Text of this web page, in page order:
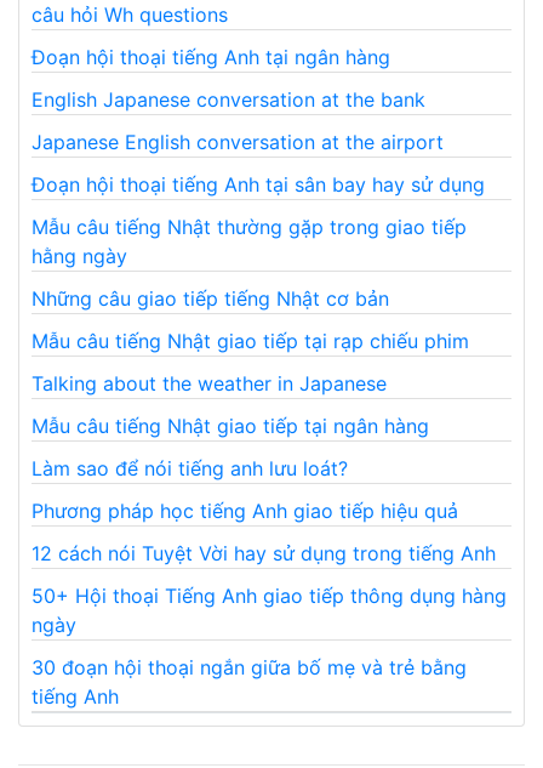
câu hỏi Wh questions
Đoạn hội thoại tiếng Anh tại ngân hàng
English Japanese conversation at the bank
Japanese English conversation at the airport
Đoạn hội thoại tiếng Anh tại sân bay hay sử dụng
Mẫu câu tiếng Nhật thường gặp trong giao tiếp
hằng ngày
Những câu giao tiếp tiếng Nhật cơ bản
Mẫu câu tiếng Nhật giao tiếp tại rạp chiếu phim
Talking about the weather in Japanese
Mẫu câu tiếng Nhật giao tiếp tại ngân hàng
Làm sao để nói tiếng anh lưu loát?
Phương pháp học tiếng Anh giao tiếp hiệu quả
12 cách nói Tuyệt Vời hay sử dụng trong tiếng Anh
50+ Hội thoại Tiếng Anh giao tiếp thông dụng hàng
ngày
30 đoạn hội thoại ngắn giữa bố mẹ và trẻ bằng
tiếng Anh